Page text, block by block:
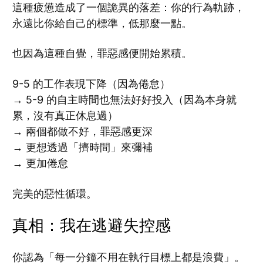
這種疲憊造成了一個詭異的落差：你的行為軌跡，
永遠比你給自己的標準，低那麼一點。
也因為這種自覺，罪惡感便開始累積。
9-5 的工作表現下降（因為倦怠）
→ 5-9 的自主時間也無法好好投入（因為本身就
累，沒有真正休息過）
→ 兩個都做不好，罪惡感更深
→ 更想透過「擠時間」來彌補
→ 更加倦怠
完美的惡性循環。
真相：我在逃避失控感
你認為「每一分鐘不用在執行目標上都是浪費」。